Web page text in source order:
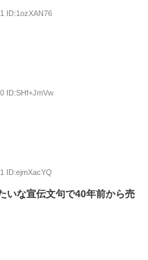
ID:1ozXAN76
ID:SHf+JmVw
ID:ejmXacYQ
いな宣伝文句で40年前から売